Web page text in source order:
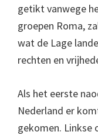
getikt vanwege
groepen Roma,
wat de Lage
rechten en
Als het eerste
Nederland er
gekomen. Linkse